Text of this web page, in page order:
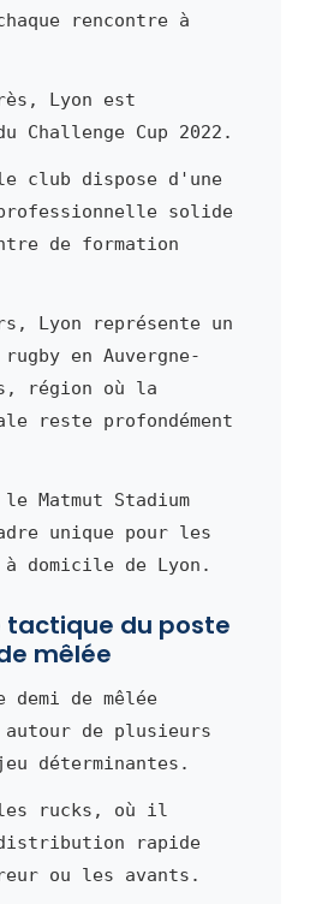
rencontre à
Lyon est
Challenge Cup 2022.
club dispose d'une
solide
de formation
Lyon représente un
en Auvergne-
région où la
reste profondément
le Matmut Stadium
unique pour les
à domicile de Lyon.
tactique du poste
mêlée
demi de mêlée
de plusieurs
déterminantes.
rucks, où il
rapide
ou les avants.